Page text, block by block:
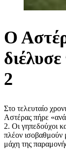
Ο
2
Στο τελευταίο
Αστέρας πήρε
2. Οι γηπεδούχοι
πλέον ισοβαθμούν
μάχη της